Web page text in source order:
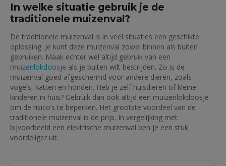
In welke situatie gebruik je de
traditionele muizenval?
De traditionele muizenval is in veel situaties een geschikte
oplossing. Je kunt deze muizenval zowel binnen als buiten
gebruiken. Maak echter wel altijd gebruik van een
muizenlokdoosje als je buiten wilt bestrijden. Zo is de
muizenval goed afgeschermd voor andere dieren, zoals
vogels, katten en honden. Heb je zelf huisdieren of kleine
kinderen in huis? Gebruik dan ook altijd een muizenlokdoosje
om de risico’s te beperken. Het grootste voordeel van de
traditionele muizenval is de prijs. In vergelijking met
bijvoorbeeld een elektrische muizenval ben je een stuk
voordeliger uit.